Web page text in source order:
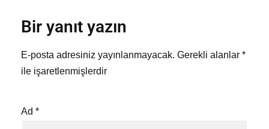
Bir yanıt yazın
E-posta adresiniz yayınlanmayacak. Gerekli alanlar *
ile işaretlenmişlerdir
Ad *